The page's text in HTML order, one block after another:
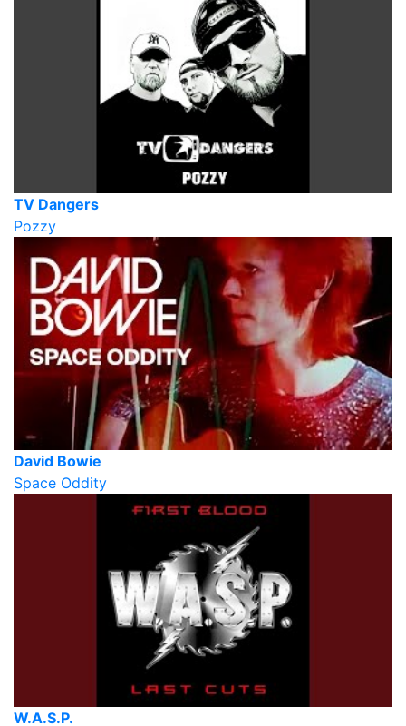
TV Dangers
Pozzy
David Bowie
Space Oddity
W.A.S.P.